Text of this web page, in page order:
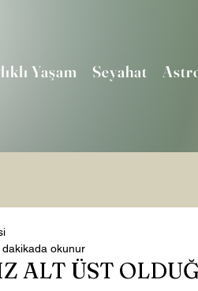
Yaşam Seyahat
ALT ÜST
dakikada okunur